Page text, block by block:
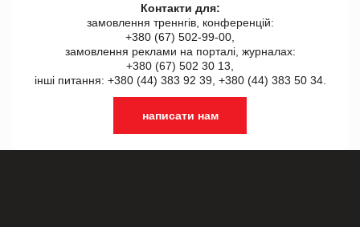
Контакти для:
замовлення треннгів, конференцій:
+380 (67) 502-99-00,
замовлення реклами на порталі, журналах:
+380 (67) 502 30 13,
інші питання: +380 (44) 383 92 39, +380 (44) 383 50 34.
написати нам